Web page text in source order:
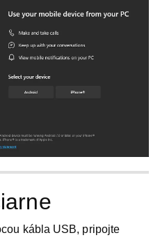
kábla USB, pripojte